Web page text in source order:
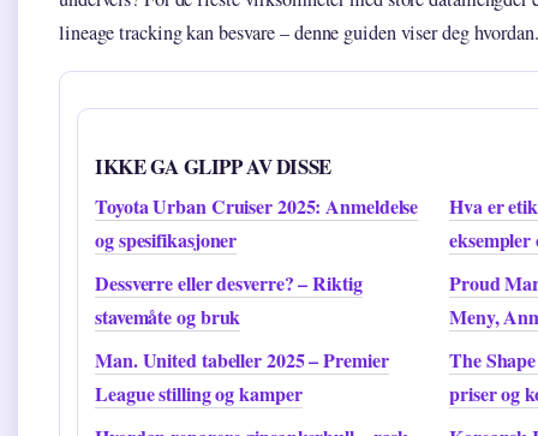
lineage tracking kan besvare – denne guiden viser deg hvordan.
IKKE GA GLIPP AV DISSE
Toyota Urban Cruiser 2025: Anmeldelse
og spesifikasjoner
Hva er
Dessverre eller desverre? – Riktig
stavemåte og bruk
Proud
Meny,
Man. United tabeller 2025 – Premier
League stilling og kamper
The
priser og